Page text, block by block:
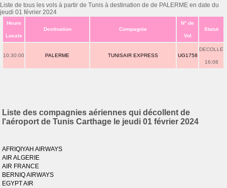
Liste de tous les vols à partir de Tunis à destination de de PALERME en date du
jeudi 01 février 2024
Heure
Locale
Destination Compagnie
N° de
Vol
Statut
10:30:00 PALERME TUNISAIR EXPRESS UG1758
DECOLLE
16:08
Liste des compagnies aériennes qui décollent de
l'aéroport de Tunis Carthage le jeudi 01 février 2024
AFRIQIYAH AIRWAYS
AIR ALGERIE
AIR FRANCE
BERNIQ AIRWAYS
EGYPT AIR